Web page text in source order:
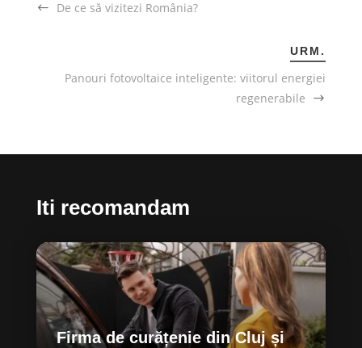
De ce să vizitezi România?
URM.
Panouri fotovoltaice inteligente: viitorul energiei
regenerabile
Iti recomandam
Firma de curățenie din Cluj și